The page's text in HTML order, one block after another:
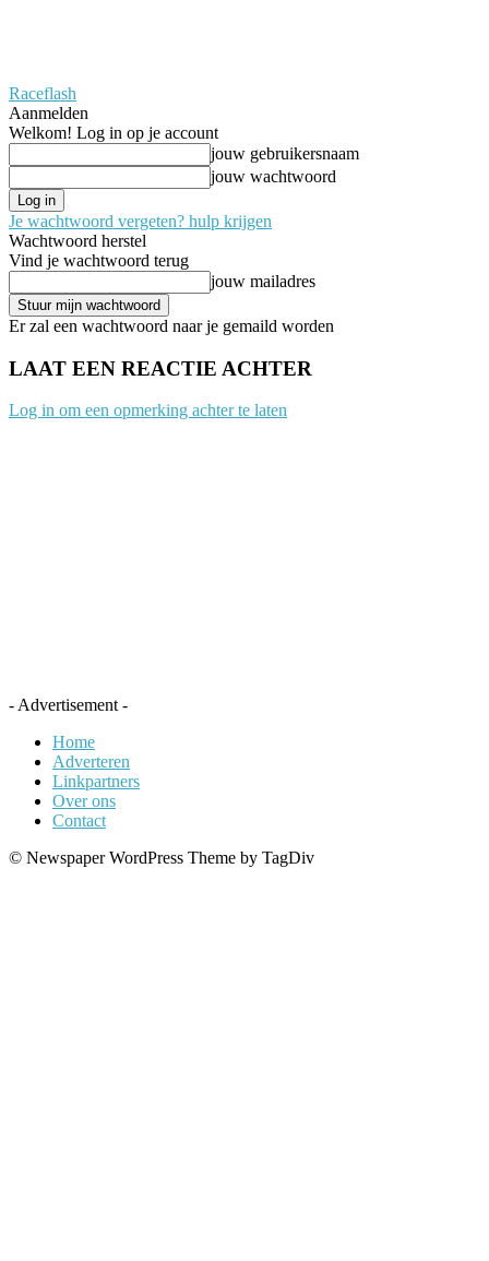
Raceflash
Aanmelden
Welkom! Log in op je account
jouw gebruikersnaam
jouw wachtwoord
Je wachtwoord vergeten? hulp krijgen
Wachtwoord herstel
Vind je wachtwoord terug
jouw mailadres
Er zal een wachtwoord naar je gemaild worden
LAAT EEN REACTIE ACHTER
Log in om een opmerking achter te laten
- Advertisement -
Home
Adverteren
Linkpartners
Over ons
Contact
© Newspaper WordPress Theme by TagDiv